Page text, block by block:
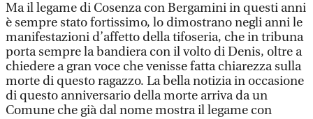
Ma il legame di Cosenza con Bergamini in questi anni
è sempre stato fortissimo, lo dimostrano negli anni le
manifestazioni d’affetto della tifoseria, che in tribuna
porta sempre la bandiera con il volto di Denis, oltre a
chiedere a gran voce che venisse fatta chiarezza sulla
morte di questo ragazzo. La bella notizia in occasione
di questo anniversario della morte arriva da un
Comune che già dal nome mostra il legame con